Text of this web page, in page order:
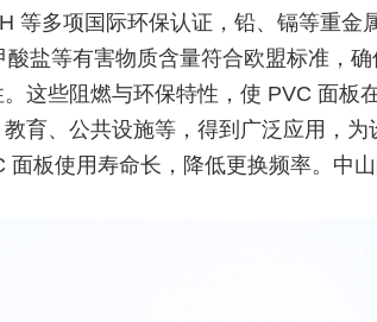
等多项国际环保认证，铅、镉等重金
盐等有害物质含量符合欧盟标准，
这些阻燃与环保特性，使 PVC 面板
育、公共设施等，得到广泛应用，为
面板使用寿命长，降低更换频率。中